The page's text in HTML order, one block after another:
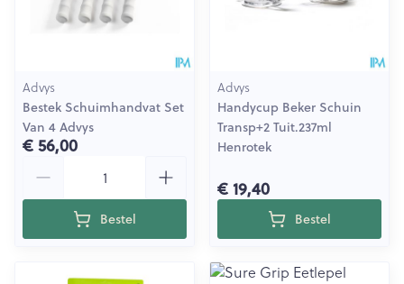
Advys
Bestek Schuimhandvat Set
Van 4 Advys
€ 56,00
Bestel
Advys
Handycup Beker Schuin
Transp+2 Tuit.237ml
Henrotek
€ 19,40
Bestel